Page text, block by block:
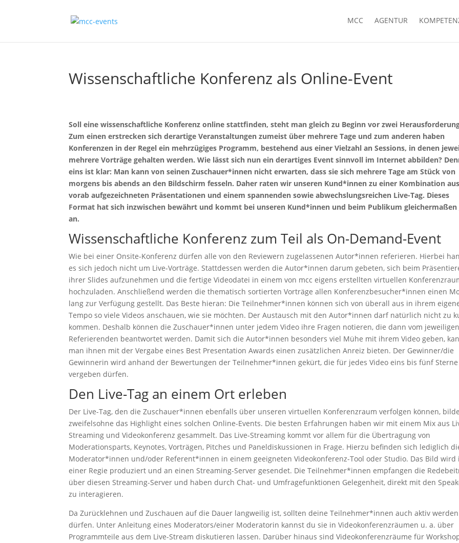
MCC AGENTUR
Wissenschaftliche Konferenz als Online-Event
Soll eine wissenschaftliche Konferenz online stattfinden, steht man gleich zu Beginn vor zwei
Zum einen erstrecken sich derartige Veranstaltungen zumeist über mehrere Tage und zum anderen haben
Konferenzen in der Regel ein mehrzügiges Programm, bestehend aus einer Vielzahl an Sessions, in denen
mehrere Vorträge gehalten werden. Wie lässt sich nun ein derartiges Event sinnvoll im Internet abbilden?
eins ist klar: Man kann von seinen Zuschauer*innen nicht erwarten, dass sie sich mehrere Tage am Stück von
morgens bis abends an den Bildschirm fesseln. Daher raten wir unseren Kund*innen zu einer Kombination aus
vorab aufgezeichneten Präsentationen und einem spannenden sowie abwechslungsreichen Live-Tag. Dieses
Format hat sich inzwischen bewährt und kommt bei unseren Kund*innen und beim Publikum gleichermaßen
an.
Wissenschaftliche Konferenz zum Teil als On-Demand-Event
Wie bei einer Onsite-Konferenz dürfen alle von den Reviewern zugelassenen Autor*innen referieren. Hierbei
es sich jedoch nicht um Live-Vorträge. Stattdessen werden die Autor*innen darum gebeten, sich beim
ihrer Slides aufzunehmen und die fertige Videodatei in einem von mcc eigens erstellten virtuellen
hochzuladen. Anschließend werden die thematisch sortierten Vorträge allen Konferenzbesucher*innen einen
lang zur Verfügung gestellt. Das Beste hieran: Die Teilnehmer*innen können sich von überall aus in ihrem
Tempo so viele Videos anschauen, wie sie möchten. Der Austausch mit den Autor*innen darf natürlich nicht zu
kommen. Deshalb können die Zuschauer*innen unter jedem Video ihre Fragen notieren, die dann vom jeweiligen
Referierenden beantwortet werden. Damit sich die Autor*innen besonders viel Mühe mit ihrem Video geben,
man ihnen mit der Vergabe eines Best Presentation Awards einen zusätzlichen Anreiz bieten. Der Gewinner/die
Gewinnerin wird anhand der Bewertungen der Teilnehmer*innen gekürt, die für jedes Video eins bis fünf Sterne
vergeben dürfen.
Den Live-Tag an einem Ort erleben
Der Live-Tag, den die Zuschauer*innen ebenfalls über unseren virtuellen Konferenzraum verfolgen können,
zweifelsohne das Highlight eines solchen Online-Events. Die besten Erfahrungen haben wir mit einem Mix aus
Streaming und Videokonferenz gesammelt. Das Live-Streaming kommt vor allem für die Übertragung von
Moderationsparts, Keynotes, Vorträgen, Pitches und Paneldiskussionen in Frage. Hierzu befinden sich lediglich
Moderator*innen und/oder Referent*innen in einem geeigneten Videokonferenz-Tool oder Studio. Das Bild wird
einer Regie produziert und an einen Streaming-Server gesendet. Die Teilnehmer*innen empfangen die
über diesen Streaming-Server und haben durch Chat- und Umfragefunktionen Gelegenheit, direkt mit den
zu interagieren.
Da Zurücklehnen und Zuschauen auf die Dauer langweilig ist, sollten deine Teilnehmer*innen auch aktiv werden
dürfen. Unter Anleitung eines Moderators/einer Moderatorin kannst du sie in Videokonferenzräumen u. a. über
Programmteile aus dem Live-Stream diskutieren lassen. Darüber hinaus sind Videokonferenzräume für